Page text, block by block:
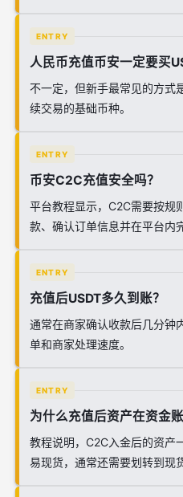
ENTRY
人民币充值币安一定要买
不一定，但新手最常见的方式
续交易的基础币种。
ENTRY
币安C2C充值安全吗？
平台教程显示，C2C需要按规
款、确认订单信息并在平台内
ENTRY
充值后USDT多久到账？
通常在商家确认收款后几分钟
单和商家处理速度。
ENTRY
为什么充值后资产在资金账
教程说明，C2C入金后的资产
易现货，通常还需要划转到现